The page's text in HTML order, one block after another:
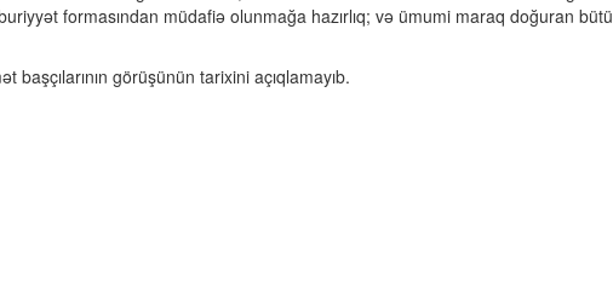
formasından müdafiə olunmağa hazırlıq; və ümumi maraq doğuran
görüşünün tarixini açıqlamayıb.